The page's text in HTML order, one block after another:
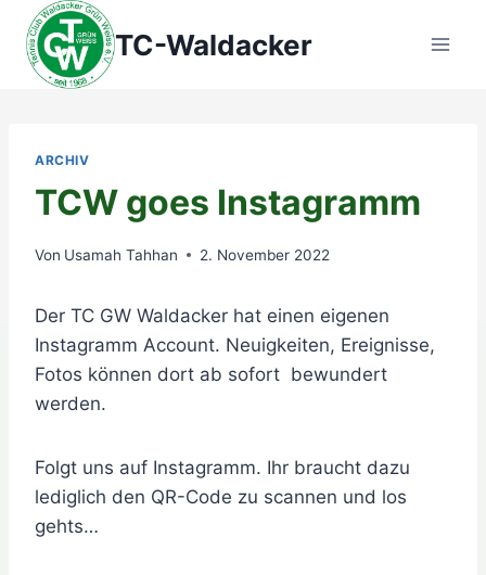
Zum
Inhalt
springen
TC-Waldacker
ARCHIV
TCW goes Instagramm
Von Usamah Tahhan 2. November 2022
Der TC GW Waldacker hat einen eigenen
Instagramm Account. Neuigkeiten, Ereignisse,
Fotos können dort ab sofort bewundert
werden.
Folgt uns auf Instagramm. Ihr braucht dazu
lediglich den QR-Code zu scannen und los
gehts…